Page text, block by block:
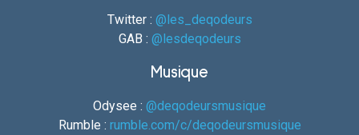
Twitter : @les_deqodeurs
GAB : @lesdeqodeurs
Musique
Odysee : @deqodeursmusique
Rumble : rumble.com/c/deqodeursmusique